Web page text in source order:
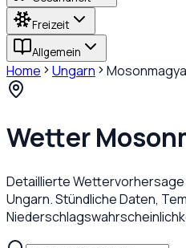
Freizeit
Allgemein
Home Ungarn
Wetter
Detaillierte
Ungarn. Stündliche Daten,